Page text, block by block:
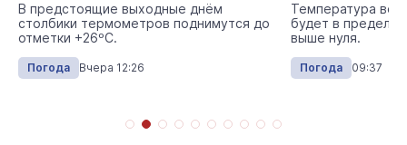
В предстоящие выходные днём
столбики термометров поднимутся до
отметки +26ºС.
Погода Вчера 12:26
Температура
будет в
выше нуля.
Погода 09:37